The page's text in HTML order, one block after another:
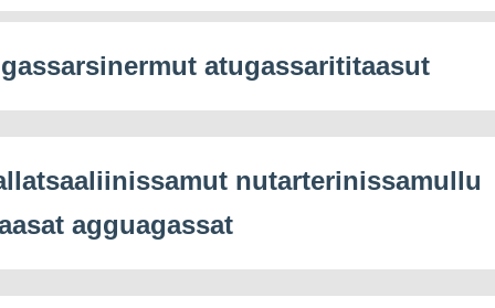
atugassarititaasut
nutarterinissamullu
agguagassat